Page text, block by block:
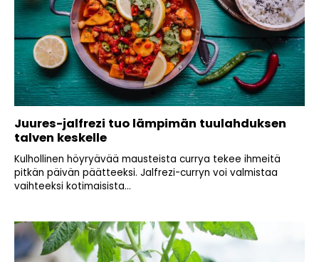
Juures-jalfrezi tuo lämpimän tuulahduksen
talven keskelle
Kulhollinen höyryävää mausteista currya tekee ihmeitä
pitkän päivän päätteeksi. Jalfrezi-curryn voi valmistaa
vaihteeksi kotimaisista...